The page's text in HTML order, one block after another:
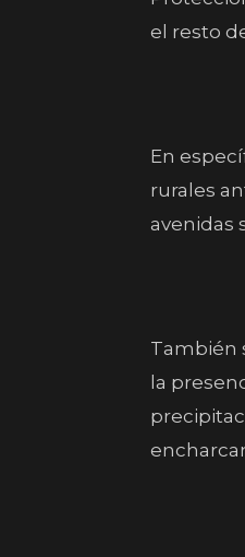
el resto
En
rurales
avenidas
También
la